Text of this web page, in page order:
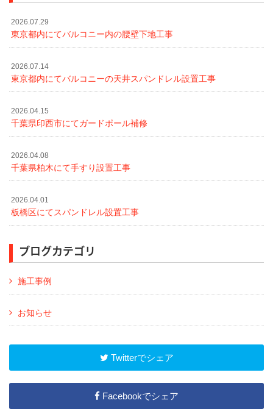
2026.07.29
東京都内にてバルコニー内の腰壁下地工事
2026.07.14
東京都内にてバルコニーの天井スパンドレル設置工事
2026.04.15
千葉県印西市にてガードポール補修
2026.04.08
千葉県柏木にて手すり設置工事
2026.04.01
板橋区にてスパンドレル設置工事
ブログカテゴリ
施工事例
お知らせ
Twitterでシェア
Facebookでシェア